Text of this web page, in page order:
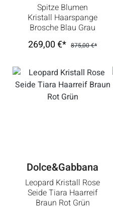
Spitze Blumen
Kristall Haarspange
Brosche Blau Grau
Grün
269,00 €* 875,00 €*
Dolce&Gabbana
Leopard Kristall Rose
Seide Tiara Haarreif
Braun Rot Grün